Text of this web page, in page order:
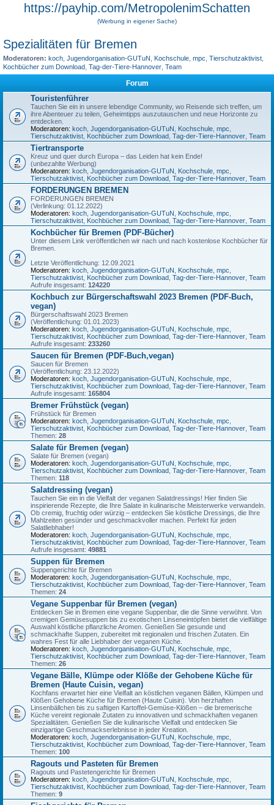
https://payhip.com/MetropolenimSchatten
(Werbung in eigener Sache)
Spezialitäten für Bremen
Moderatoren: koch Jugendorganisation-GUTuN Kochschule mpc Tierschutzaktivist
Kochbücher zum Download Tag-der-Tiere-Hannover Team
Forum
Touristenführer
Tauchen Sie ein in unsere lebendige Community, wo Reisende sich treffen, um
ihre Abenteuer zu teilen, Geheimtipps auszutauschen und neue Horizonte zu
entdecken.
Moderatoren: koch, Jugendorganisation-GUTuN, Kochschule, mpc,
Tierschutzaktivist, Kochbücher zum Download, Tag-der-Tiere-Hannover, Team
Tiertransporte
Kreuz und quer durch Europa – das Leiden hat kein Ende!
(unbezahlte Werbung)
Moderatoren: koch, Jugendorganisation-GUTuN, Kochschule, mpc,
Tierschutzaktivist, Kochbücher zum Download, Tag-der-Tiere-Hannover, Team
FORDERUNGEN BREMEN
FORDERUNGEN BREMEN
(Verlinkung: 01.12.2022)
Moderatoren: koch, Jugendorganisation-GUTuN, Kochschule, mpc,
Tierschutzaktivist, Kochbücher zum Download, Tag-der-Tiere-Hannover, Team
Kochbücher für Bremen (PDF-Bücher)
Unter diesem Link veröffentlichen wir nach und nach kostenlose Kochbücher für
Bremen.
Letzte Veröffentlichung: 12.09.2021
Moderatoren: koch, Jugendorganisation-GUTuN, Kochschule, mpc,
Tierschutzaktivist, Kochbücher zum Download, Tag-der-Tiere-Hannover, Team
Aufrufe insgesamt: 124220
Kochbuch zur Bürgerschaftswahl 2023 Bremen (PDF-Buch,
vegan)
Bürgerschaftswahl 2023 Bremen
(Veröffentlichung: 01.01.2023)
Moderatoren: koch, Jugendorganisation-GUTuN, Kochschule, mpc,
Tierschutzaktivist, Kochbücher zum Download, Tag-der-Tiere-Hannover, Team
Aufrufe insgesamt: 233260
Saucen für Bremen (PDF-Buch,vegan)
Saucen für Bremen
(Veröffentlichung: 23.12.2022)
Moderatoren: koch, Jugendorganisation-GUTuN, Kochschule, mpc,
Tierschutzaktivist, Kochbücher zum Download, Tag-der-Tiere-Hannover, Team
Aufrufe insgesamt: 165804
Bremer Frühstück (vegan)
Frühstück für Bremen
Moderatoren: koch, Jugendorganisation-GUTuN, Kochschule, mpc,
Tierschutzaktivist, Kochbücher zum Download, Tag-der-Tiere-Hannover, Team
Themen: 28
Salate für Bremen (vegan)
Salate für Bremen (vegan)
Moderatoren: koch, Jugendorganisation-GUTuN, Kochschule, mpc,
Tierschutzaktivist, Kochbücher zum Download, Tag-der-Tiere-Hannover, Team
Themen: 118
Salatdressing (vegan)
Tauchen Sie ein in die Vielfalt der veganen Salatdressings! Hier finden Sie
inspirierende Rezepte, die Ihre Salate in kulinarische Meisterwerke verwandeln.
Ob cremig, fruchtig oder würzig – entdecken Sie köstliche Dressings, die Ihre
Mahlzeiten gesünder und geschmackvoller machen. Perfekt für jeden
Salatliebhaber!
Moderatoren: koch, Jugendorganisation-GUTuN, Kochschule, mpc,
Tierschutzaktivist, Kochbücher zum Download, Tag-der-Tiere-Hannover, Team
Aufrufe insgesamt: 49881
Suppen für Bremen
Suppengerichte für Bremen
Moderatoren: koch, Jugendorganisation-GUTuN, Kochschule, mpc,
Tierschutzaktivist, Kochbücher zum Download, Tag-der-Tiere-Hannover, Team
Themen: 24
Vegane Suppenbar für Bremen (vegan)
Entdecken Sie in Bremen eine vegane Suppenbar, die die Sinne verwöhnt. Von
cremigen Gemüsesuppen bis zu exotischen Linseneintöpfen bietet die vielfältige
Auswahl köstliche pflanzliche Aromen. Genießen Sie gesunde und
schmackhafte Suppen, zubereitet mit regionalen und frischen Zutaten. Ein
wahres Fest für alle Liebhaber der veganen Küche.
Moderatoren: koch, Jugendorganisation-GUTuN, Kochschule, mpc,
Tierschutzaktivist, Kochbücher zum Download, Tag-der-Tiere-Hannover, Team
Themen: 26
Vegane Bälle, Klümpe oder Klöße der Gehobene Küche für
Bremen (Haute Cuisin, vegan)
Kochfans erwartet hier eine Vielfalt an köstlichen veganen Bällen, Klümpen und
Klößen Gehobene Küche für Bremen (Haute Cuisin). Von herzhaften
Linsenbällchen bis zu saftigen Kartoffel-Gemüse-Klößen – die bremerische
Küche vereint regionale Zutaten zu innovativen und schmackhaften veganen
Spezialitäten. Genießen Sie die kulinarische Vielfalt und entdecken Sie
einzigartige Geschmackserlebnisse in jeder Kreation.
Moderatoren: koch, Jugendorganisation-GUTuN, Kochschule, mpc,
Tierschutzaktivist, Kochbücher zum Download, Tag-der-Tiere-Hannover, Team
Themen: 100
Ragouts und Pasteten für Bremen
Ragouts und Pastetengerichte für Bremen
Moderatoren: koch, Jugendorganisation-GUTuN, Kochschule, mpc,
Tierschutzaktivist, Kochbücher zum Download, Tag-der-Tiere-Hannover, Team
Themen: 9